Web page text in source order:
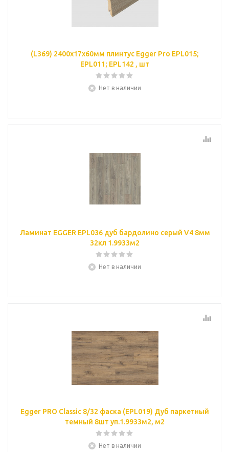
(L369) 2400х17х60мм плинтус Egger Pro EPL015;
EPL011; EPL142 , шт
Нет в наличии
Ламинат EGGER EPL036 дуб бардолино серый V4 8мм
32кл 1.9933м2
Нет в наличии
Egger PRO Classic 8/32 фаска (EPL019) Дуб паркетный
темный 8шт уп.1.9933м2, м2
Нет в наличии